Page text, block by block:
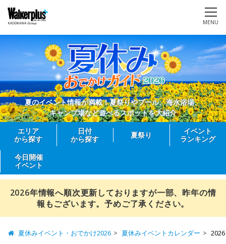
MENU
夏のイベント情報が満載！夏祭りやプール、海水浴場、
キャンプ場など遊べるスポットを大紹介
エリア
から探す
日付
から探す
夏祭り
イベント
ランキング
今日開催
イベント
2026年情報へ順次更新しておりますが一部、昨年の情
報もございます。予めご了承ください。
夏休みイベント・おでかけ2026 夏休みイベントカレンダー